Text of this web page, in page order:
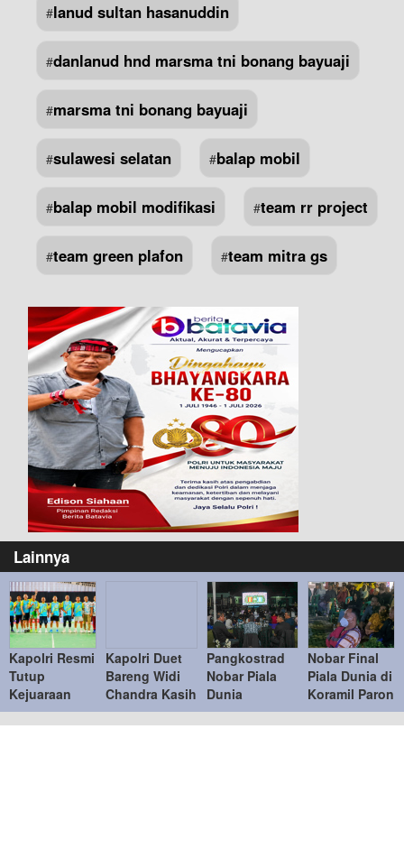
#lanud sultan hasanuddin
#danlanud hnd marsma tni bonang bayuaji
#marsma tni bonang bayuaji
#sulawesi selatan #balap mobil
#balap mobil modifikasi #team rr project
#team green plafon #team mitra gs
Lainnya
Kapolri Resmi
Tutup
Kejuaraan
Bulu Tangkis
Kapolri Cup
Kapolri Duet
Bareng Widi
Chandra Kasih
Lawan Bahlil-
Muhammad di
Pangkostrad
Nobar Piala
Dunia
Bersama
Warga, Pererat
Nobar Final
Piala Dunia di
Koramil Paron
Pererat